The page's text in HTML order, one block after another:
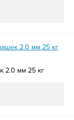
2.0 мм 25 кг